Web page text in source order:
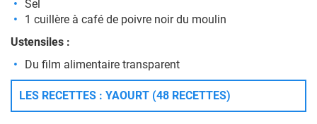
Sel
1 cuillère à café de poivre noir du moulin
Ustensiles :
Du film alimentaire transparent
LES RECETTES : YAOURT (48 RECETTES)